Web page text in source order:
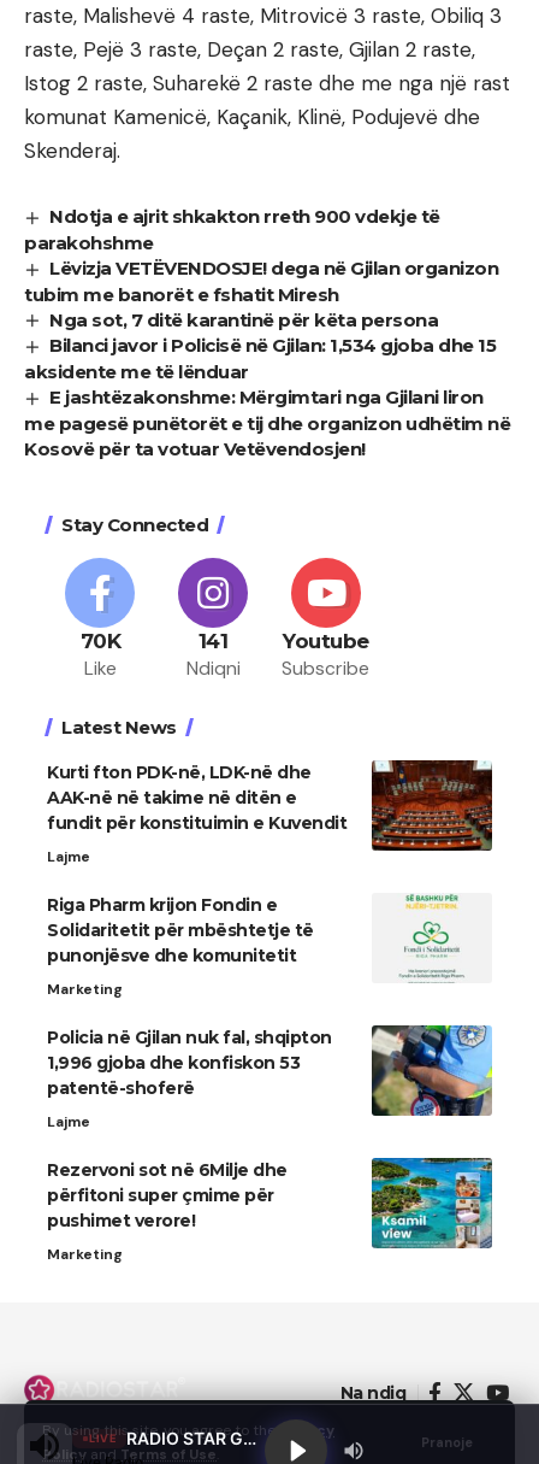
By using this site, you agree to the Privacy
Policy and Terms of Use
Pranoje
raste, Malishevë 4 raste, Mitrovicë 3 raste, Obiliq 3
raste, Pejë 3 raste, Deçan 2 raste, Gjilan 2 raste,
Istog 2 raste, Suharekë 2 raste dhe me nga një rast
komunat Kamenicë, Kaçanik, Klinë, Podujevë dhe
Skenderaj.
Ndotja e ajrit shkakton rreth 900 vdekje të
parakohshme
Lëvizja VETËVENDOSJE! dega në Gjilan organizon
tubim me banorët e fshatit Miresh
Nga sot, 7 ditë karantinë për këta persona
Bilanci javor i Policisë në Gjilan: 1,534 gjoba dhe 15
aksidente me të lënduar
E jashtëzakonshme: Mërgimtari nga Gjilani liron
me pagesë punëtorët e tij dhe organizon udhëtim në
Kosovë për ta votuar Vetëvendosjen!
Stay Connected
70K
Like
141
Ndiqni
Youtube
Subscribe
Latest News
Kurti fton PDK-në, LDK-në dhe
AAK-në në takime në ditën e
fundit për konstituimin e Kuvendit
Lajme
Riga Pharm krijon Fondin e
Solidaritetit për mbështetje të
punonjësve dhe komunitetit
Marketing
Policia në Gjilan nuk fal, shqipton
1,996 gjoba dhe konfiskon 53
patentë-shoferë
Lajme
Rezervoni sot në 6Milje dhe
përfitoni super çmime për
pushimet verore!
Marketing
Na ndiq
LIVE RADIO STAR GJILAN